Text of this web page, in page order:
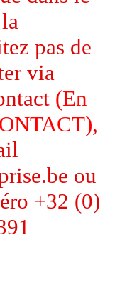
pas de
via
(En
,
ou
+32 (0)